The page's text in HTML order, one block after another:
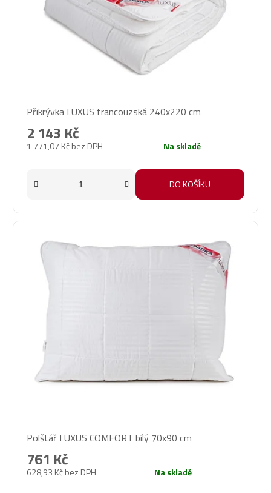
Přikrývka LUXUS francouzská 240x220 cm
1 771,07 Kč bez DPH
2 143 Kč
Na skladě
DO KOŠÍKU
hodnocení
produktu
je
Polštář LUXUS COMFORT bílý 70x90 cm
628,93 Kč bez DPH
761 Kč
Na skladě